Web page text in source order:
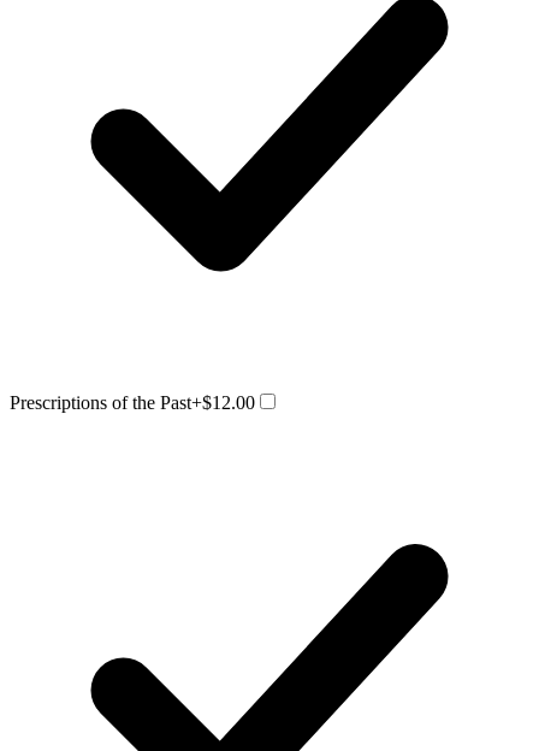
Prescriptions of the Past+$12.00